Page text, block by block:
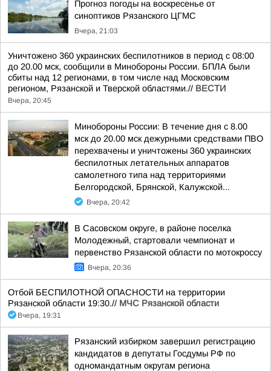
Прогноз погоды на воскресенье от
синоптиков Рязанского ЦГМС
Вчера, 21:03
Уничтожено 360 украинских беспилотников в период с 08:00
до 20.00 мск, сообщили в Минобороны России. БПЛА были
сбиты над 12 регионами, в том числе над Московским
регионом, Рязанской и Тверской областями.// ВЕСТИ
Вчера, 20:45
Минобороны России: В течение дня с 8.00
мск до 20.00 мск дежурными средствами ПВО
перехвачены и уничтожены 360 украинских
беспилотных летательных аппаратов
самолетного типа над территориями
Белгородской, Брянской, Калужской...
Вчера, 20:42
В Сасовском округе, в районе поселка
Молодежный, стартовали чемпионат и
первенство Рязанской области по мотокроссу
Вчера, 20:36
Отбой БЕСПИЛОТНОЙ ОПАСНОСТИ на территории
Рязанской области 19:30.// МЧС Рязанской области
Вчера, 19:31
Рязанский избирком завершил регистрацию
кандидатов в депутаты Госдумы РФ по
одномандатным округам региона